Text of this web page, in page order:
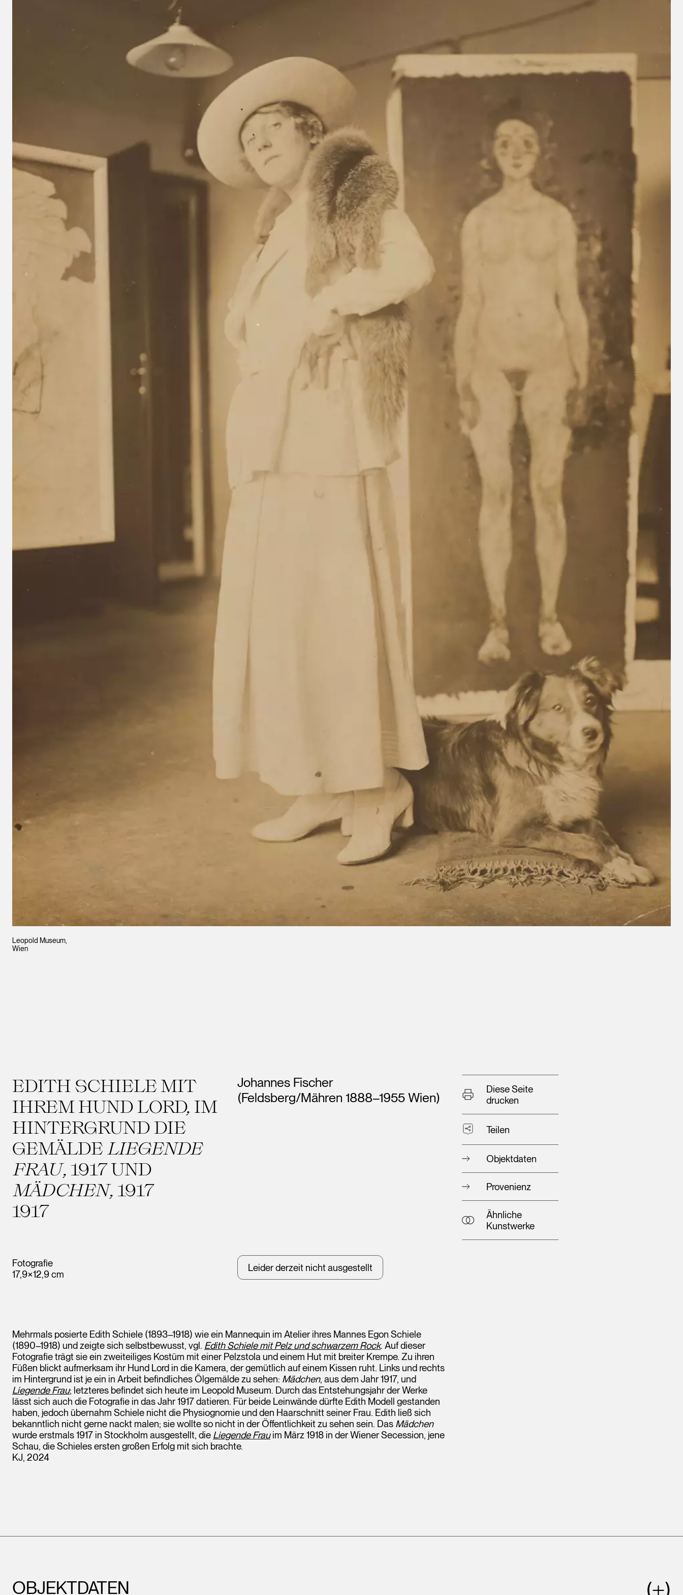
Leopold Museum,
Wien
EDITH SCHIELE MIT
IHREM HUND LORD, IM
HINTERGRUND DIE
GEMÄLDE LIEGENDE
FRAU, 1917 UND
MÄDCHEN, 1917
1917
Fotografie
17,9×12,9 cm
Künstler*innen
Johannes Fischer
(Feldsberg/Mähren 1888–1955 Wien)
Leider derzeit nicht ausgestellt
Diese Seite
drucken
Teilen
Objektdaten
Provenienz
Ähnliche
Kunstwerke
Mehrmals posierte Edith Schiele (1893–1918) wie ein Mannequin im Atelier ihres Mannes Egon Schiele
(1890–1918) und zeigte sich selbstbewusst, vgl. Edith Schiele mit Pelz und schwarzem Rock. Auf dieser
Fotografie trägt sie ein zweiteiliges Kostüm mit einer Pelzstola und einem Hut mit breiter Krempe. Zu ihren
Füßen blickt aufmerksam ihr Hund Lord in die Kamera, der gemütlich auf einem Kissen ruht. Links und rechts
im Hintergrund ist je ein in Arbeit befindliches Ölgemälde zu sehen: Mädchen, aus dem Jahr 1917, und
Liegende Frau; letzteres befindet sich heute im Leopold Museum. Durch das Entstehungsjahr der Werke
lässt sich auch die Fotografie in das Jahr 1917 datieren. Für beide Leinwände dürfte Edith Modell gestanden
haben, jedoch übernahm Schiele nicht die Physiognomie und den Haarschnitt seiner Frau. Edith ließ sich
bekanntlich nicht gerne nackt malen; sie wollte so nicht in der Öffentlichkeit zu sehen sein. Das Mädchen
wurde erstmals 1917 in Stockholm ausgestellt, die Liegende Frauim März 1918 in der Wiener Secession, jene
Schau, die Schieles ersten großen Erfolg mit sich brachte.
KJ, 2024
OBJEKTDATEN